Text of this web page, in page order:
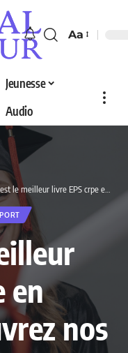
Aa
Jeunesse
Audio
livre EPS crpe en 2026 ? Découvrez nos 2 sélections
en
nos